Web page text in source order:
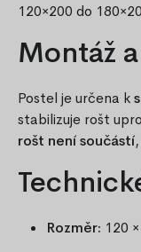
120×200 do
Montáž
Postel je určena k
stabilizuje rošt
rošt není součástí
Rozměr: 120